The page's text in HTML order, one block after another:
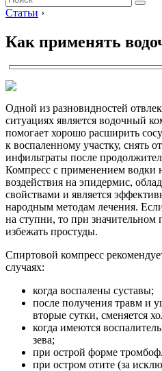
Статьи ›
Как применять
Одной из разновидностей
ситуациях является водочный
помогает хорошо расширить
к воспаленному участку, снять
инфильтраты после
Компресс с применением водки
воздействия на эпидермис,
свойствами и является
народным методам лечения.
на ступни, то при
избежать простуды.
Спиртовой компресс
случаях:
когда воспалены суставы;
после получения травм и
вторые сутки, сменяется
когда имеются
зева;
при острой форме
при остром отите (за